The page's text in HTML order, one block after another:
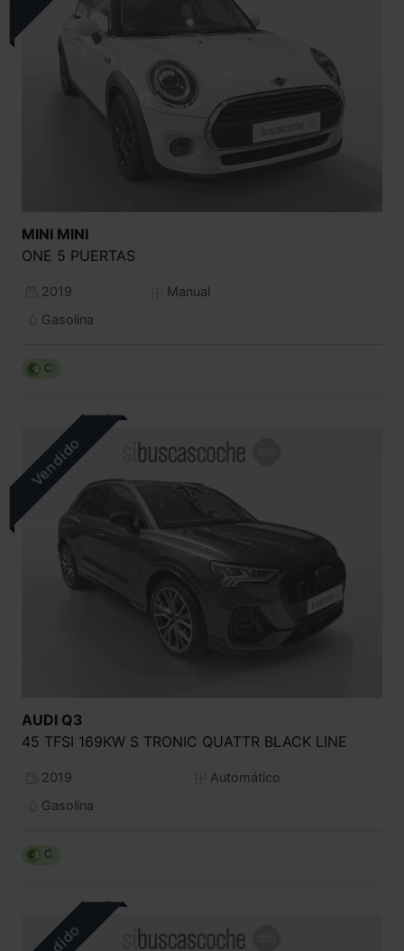
MINI MINI
ONE 5 PUERTAS
2019
Manual
Gasolina
C
AUDI Q3
45 TFSI 169KW S TRONIC QUATTR BLACK LINE
2019
Automático
Gasolina
C